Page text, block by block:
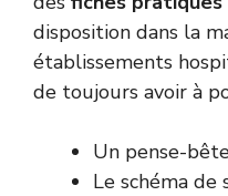
disposition dans la
établissements
de toujours avoir à
Un pense-
Le schéma de